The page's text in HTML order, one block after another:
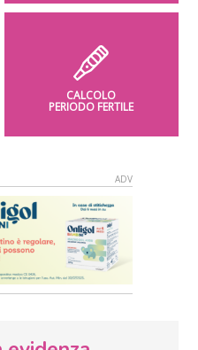
CALCOLO
PERIODO FERTILE